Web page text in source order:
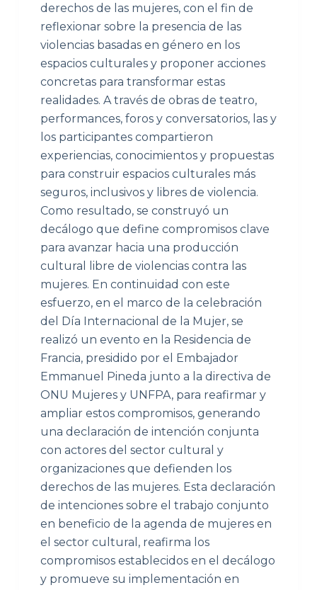
derechos de las mujeres, con el fin de
reflexionar sobre la presencia de las
violencias basadas en género en los
espacios culturales y proponer acciones
concretas para transformar estas
realidades. A través de obras de teatro,
performances, foros y conversatorios, las y
los participantes compartieron
experiencias, conocimientos y propuestas
para construir espacios culturales más
seguros, inclusivos y libres de violencia.
Como resultado, se construyó un
decálogo que define compromisos clave
para avanzar hacia una producción
cultural libre de violencias contra las
mujeres. En continuidad con este
esfuerzo, en el marco de la celebración
del Día Internacional de la Mujer, se
realizó un evento en la Residencia de
Francia, presidido por el Embajador
Emmanuel Pineda junto a la directiva de
ONU Mujeres y UNFPA, para reafirmar y
ampliar estos compromisos, generando
una declaración de intención conjunta
con actores del sector cultural y
organizaciones que defienden los
derechos de las mujeres. Esta declaración
de intenciones sobre el trabajo conjunto
en beneficio de la agenda de mujeres en
el sector cultural, reafirma los
compromisos establecidos en el decálogo
y promueve su implementación en